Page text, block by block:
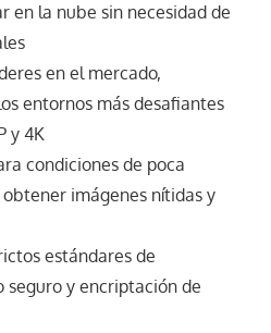
en la nube sin necesidad de
en el mercado,
entornos más desafiantes
y 4K
condiciones de poca
imágenes nítidas y
estándares de
y encriptación de